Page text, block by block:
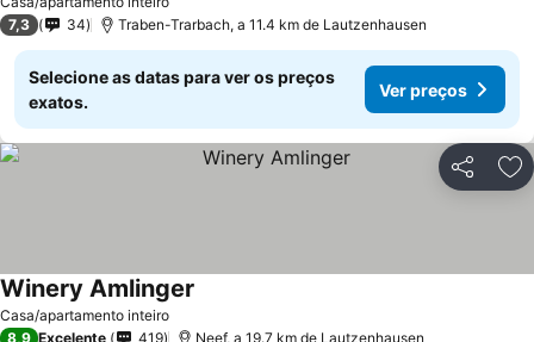
7,3
34 Traben-Trarbach, a 11.4 km de Lautzenhausen
Selecione as datas para ver os preços
exatos.
Ver preços
Partilhar
Casa/apartamento inteiro
Winery Amlinger
8,9 Excelente 419 Neef, a 19.7 km de Lautzenhausen